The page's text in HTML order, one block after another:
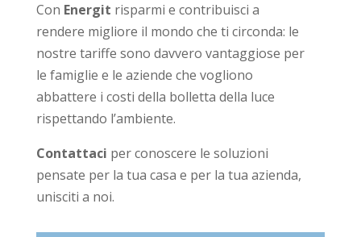
Con Energit risparmi e contribuisci a
rendere migliore il mondo che ti circonda: le
nostre tariffe sono davvero vantaggiose per
le famiglie e le aziende che vogliono
abbattere i costi della bolletta della luce
rispettando l’ambiente.
Contattaci per conoscere le soluzioni
pensate per la tua casa e per la tua azienda,
unisciti a noi.